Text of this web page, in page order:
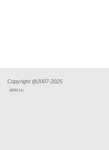
Copyright @2007-2025
ARM Llc